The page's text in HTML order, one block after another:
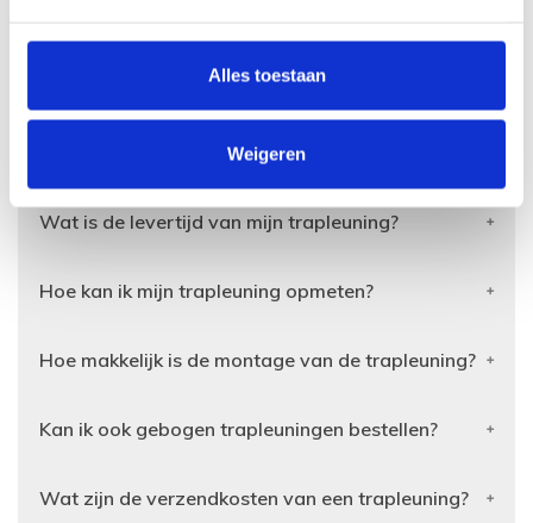
Alles toestaan
Weigeren
Matzwart
Meer informatie over dit product vind je
Wat is de levertijd van mijn trapleuning?
Hoe kan ik mijn trapleuning opmeten?
Hoe makkelijk is de montage van de trapleuning?
Kan ik ook gebogen trapleuningen bestellen?
Wat zijn de verzendkosten van een trapleuning?